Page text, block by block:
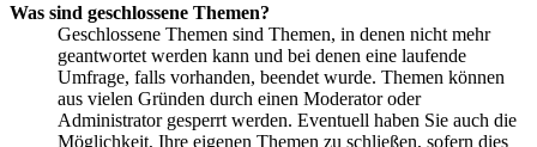
Was sind geschlossene Themen?
Geschlossene Themen sind Themen, in denen nicht mehr
geantwortet werden kann und bei denen eine laufende
Umfrage, falls vorhanden, beendet wurde. Themen können
aus vielen Gründen durch einen Moderator oder
Administrator gesperrt werden. Eventuell haben Sie auch die
Möglichkeit, Ihre eigenen Themen zu schließen, sofern dies